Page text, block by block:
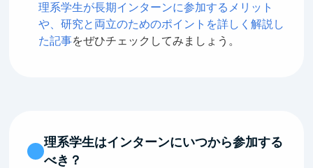
理系学生が長期インターンに参加するメリット
や、研究と両立のためのポイントを詳しく解説し
た記事をぜひチェックしてみましょう。
理系学生はインターンにいつから参加する
べき？